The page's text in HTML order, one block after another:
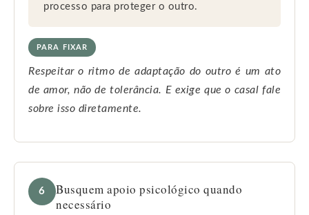
processo para proteger o outro.
PARA FIXAR
Respeitar o ritmo de adaptação do outro é um ato
de amor, não de tolerância. E exige que o casal fale
sobre isso diretamente.
6
Busquem apoio psicológico quando
necessário